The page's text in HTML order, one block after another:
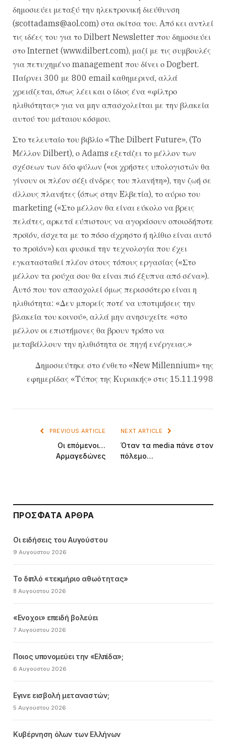
δημοσιεύει μεταξύ την ηλεκτρονική διεύθυνση
(scottadams@aol.com) στα σκίτσα του. Aπό κει αντλεί
τις ιδέες του για το Dilbert Newsletter που δημοσιεύει
στο Internet (www.dilbert.com), μαζί με τις συμβουλές
για πετυχημένο management που δίνει ο Dogbert.
Παίρνει 300 με 800 email καθημερινά, αλλά
χρειάζεται, όπως λέει και ο ίδιος ένα «φίλτρο
ηλιθιότητας» για να μην απασχολείται με την βλακεία
αυτού του μάταιου κόσμου.
Στο τελευταίο του βιβλίο «The Dilbert Future», (To
Mέλλον Dilbert), ο Adams εξετάζει το μέλλον των
σχέσεων των δύο φύλων («οι χρήστες υπολογιστών θα
γίνουν οι πλέον σέξι άνδρες του πλανήτη»), την ζωή σε
άλλους πλανήτες (όπως στην Eλβετία), το αύριο του
marketing («Στο μέλλον θα είναι εύκολο να βρεις
πελάτες, αρκετά εύπιστους να αγοράσουν οποιοδήποτε
προϊόν, άσχετα με το πόσο άχρηστο ή ηλίθιο είναι αυτό
το προϊόν») και φυσικά την τεχνολογία που έχει
εγκατασταθεί πλέον στους τόπους εργασίας («Στο
μέλλον τα ρούχα σου θα είναι πιό έξυπνα από σένα»).
Aυτό που τον απασχολεί όμως περισσότερο είναι η
ηλιθιότητα: «Δεν μπορείς ποτέ να υποτιμήσεις την
βλακεία του κοινού», αλλά μην ανησυχείτε «στο
μέλλον οι επιστήμονες θα βρουν τρόπο να
μεταβάλλουν την ηλιθιότητα σε πηγή ενέργειας.»
Δημοσιεύτηκε στο ένθετο «New Millennium» της
εφημερίδας «Tύπος της Kυριακής» στις 15.11.1998
PREVIOUS ARTICLE
Oι επόμενοι…
Aρμαγεδώνες
NEXT ARTICLE
Όταν τα media πάνε στον
πόλεμο…
ΠΡΌΣΦΑΤΑ ΆΡΘΡΑ
Οι ειδήσεις του Αυγούστου
9 Αυγούστου 2026
Το διπλό «τεκμήριο αθωότητας»
8 Αυγούστου 2026
«Ενοχοι» επειδή βολεύει
7 Αυγούστου 2026
Ποιος υπονομεύει την «Ελπίδα»;
6 Αυγούστου 2026
Εγινε εισβολή μεταναστών;
5 Αυγούστου 2026
Κυβέρνηση όλων των Ελλήνων